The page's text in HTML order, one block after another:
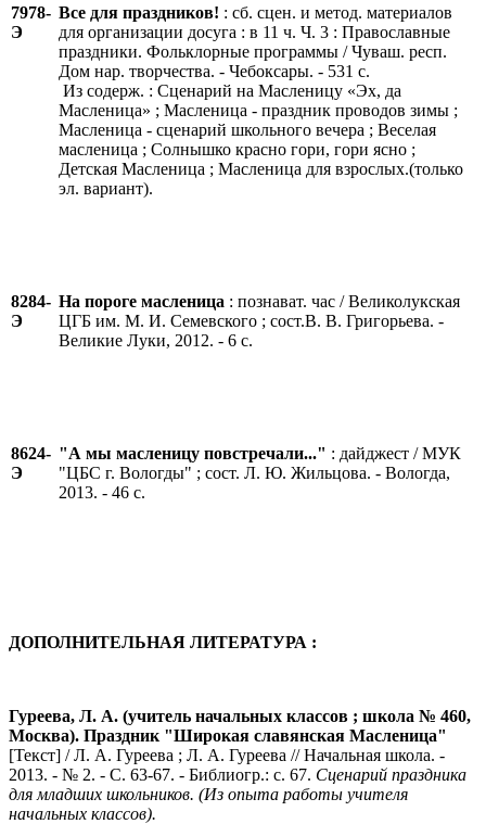
7978-
Э
Все для праздников! : сб. сцен. и метод. материалов
для организации досуга : в 11 ч. Ч. 3 : Православные
праздники. Фольклорные программы / Чуваш. респ.
Дом нар. творчества. - Чебоксары. - 531 с.
Из содерж. : Сценарий на Масленицу «Эх, да
Масленица» ; Масленица - праздник проводов зимы ;
Масленица - сценарий школьного вечера ; Веселая
масленица ; Солнышко красно гори, гори ясно ;
Детская Масленица ; Масленица для взрослых.(только
эл. вариант).
8284-
Э
На пороге масленица : познават. час / Великолукская
ЦГБ им. М. И. Семевского ; сост.В. В. Григорьева. -
Великие Луки, 2012. - 6 с.
8624-
Э
"А мы масленицу повстречали..." : дайджест / МУК
"ЦБС г. Вологды" ; сост. Л. Ю. Жильцова. - Вологда,
2013. - 46 с.
ДОПОЛНИТЕЛЬНАЯ ЛИТЕРАТУРА :
Гуреева, Л. А. (учитель начальных классов ; школа № 460,
Москва). Праздник "Широкая славянская Масленица"
[Текст] / Л. А. Гуреева ; Л. А. Гуреева // Начальная школа. -
2013. - № 2. - С. 63-67. - Библиогр.: с. 67. Сценарий праздника
для младших школьников. (Из опыта работы учителя
начальных классов).